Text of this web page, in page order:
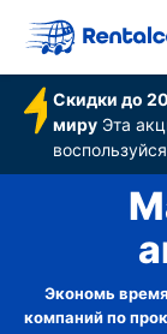
Скидки до
мируЭта
Экономь
компаний по